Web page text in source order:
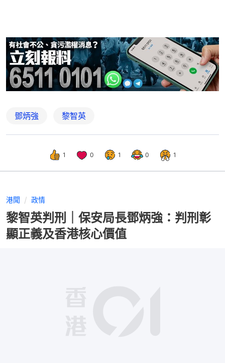
鄧炳強 黎智英
1 0 1 0 1
港聞 政情
黎智英判刑｜保安局長鄧炳強：判刑彰
顯正義及香港核心價值